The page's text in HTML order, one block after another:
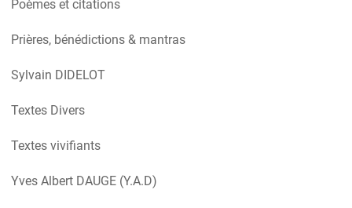
Poèmes et citations
Prières, bénédictions & mantras
Sylvain DIDELOT
Textes Divers
Textes vivifiants
Yves Albert DAUGE (Y.A.D)